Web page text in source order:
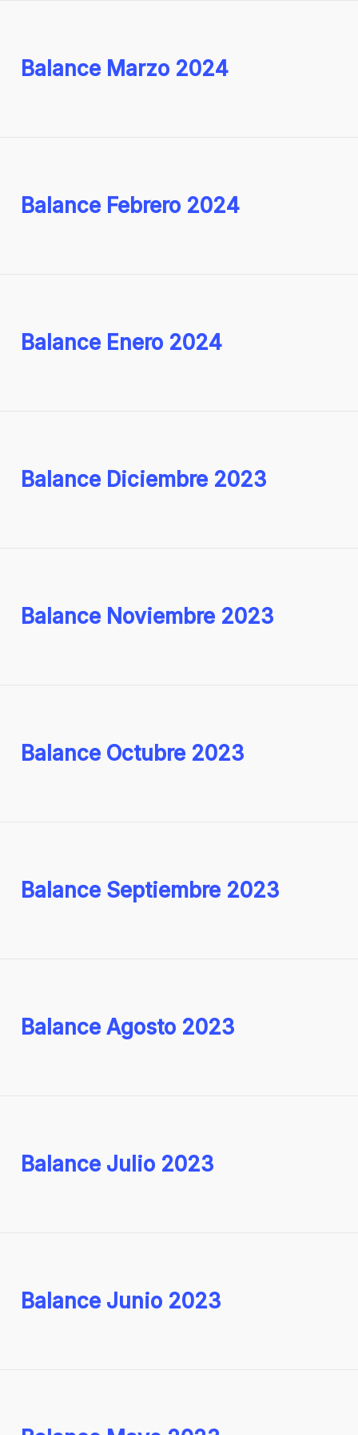
Balance Marzo 2024
Balance Febrero 2024
Balance Enero 2024
Balance Diciembre 2023
Balance Noviembre 2023
Balance Octubre 2023
Balance Septiembre 2023
Balance Agosto 2023
Balance Julio 2023
Balance Junio 2023